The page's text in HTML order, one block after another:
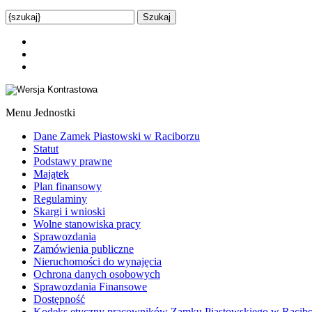
Menu Jednostki
Dane Zamek Piastowski w Raciborzu
Statut
Podstawy prawne
Majątek
Plan finansowy
Regulaminy
Skargi i wnioski
Wolne stanowiska pracy
Sprawozdania
Zamówienia publiczne
Nieruchomości do wynajęcia
Ochrona danych osobowych
Sprawozdania Finansowe
Dostępność